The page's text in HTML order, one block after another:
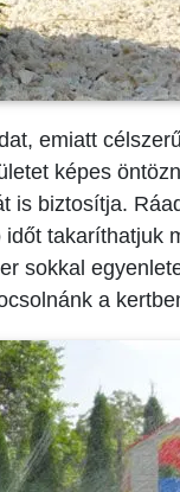
emiatt
képes
is biztosítja.
takaríthatjuk
sokkal
a